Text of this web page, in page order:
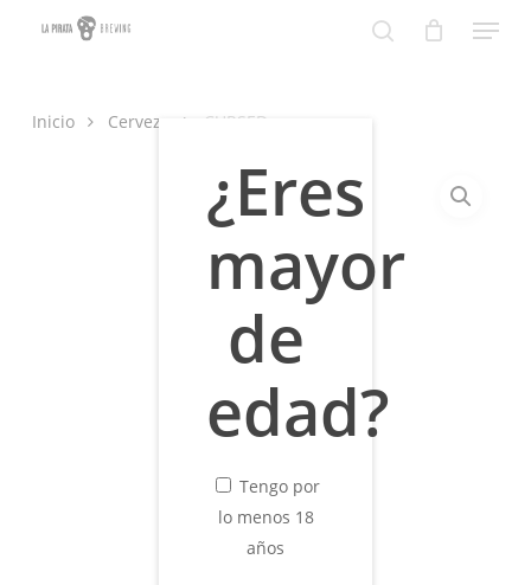
Menu
Inicio Cerveza CURSED
¿Eres
mayor
de
edad?
Tengo por
lo menos 18
años